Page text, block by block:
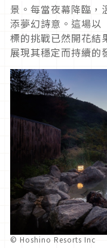
景。每當夜幕降臨，
添夢幻詩意。這場以
標的挑戰已然開花結
展現其穩定而持續的
© Hoshino Resorts Inc